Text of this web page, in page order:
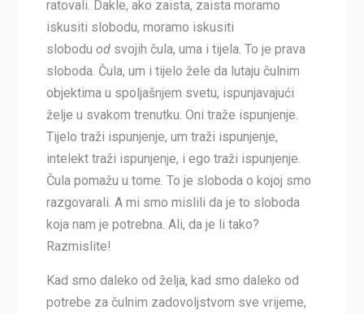
ratovali. Dakle, ako zaista, zaista moramo
iskusiti slobodu, moramo iskusiti
slobodu odsvojih čula, uma i tijela. To je prava
sloboda. Čula, um i tijelo žele da lutaju čulnim
objektima u spoljašnjem svetu, ispunjavajući
želje u svakom trenutku. Oni traže ispunjenje.
Tijelo traži ispunjenje, um traži ispunjenje,
intelekt traži ispunjenje, i ego traži ispunjenje.
Čula pomažu u tome. To je sloboda o kojoj smo
razgovarali. A mi smo mislili da je to sloboda
koja nam je potrebna. Ali, da je li tako?
Razmislite!
Kad smo daleko od želja, kad smo daleko od
potrebe za čulnim zadovoljstvom sve vrijeme,